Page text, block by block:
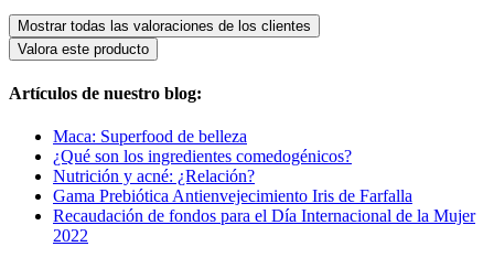
Mostrar todas las valoraciones de los clientes
Valora este producto
Artículos de nuestro blog:
Maca: Superfood de belleza
¿Qué son los ingredientes comedogénicos?
Nutrición y acné: ¿Relación?
Gama Prebiótica Antienvejecimiento Iris de Farfalla
Recaudación de fondos para el Día Internacional de la Mujer
2022